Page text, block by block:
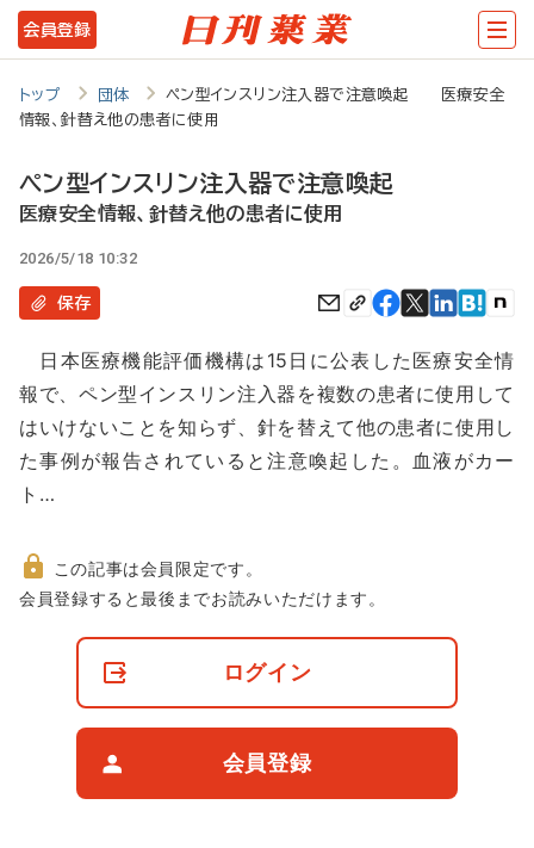
メ
イ
テ
ツ
に
動
会員登録
トップ 団体
ペン型インスリン注入器で注意喚起 医療安全
情報、針替え他の患者に使用
ペン型インスリン注入器で注意喚起
医療安全情報、針替え他の患者に使用
2026/5/18 10:32
保存
日本医療機能評価機構は15日に公表した医療安全情
報で、ペン型インスリン注入器を複数の患者に使用して
はいけないことを知らず、針を替えて他の患者に使用し
た事例が報告されていると注意喚起した。血液がカー
ト…
非
この記事は会員限定です。
会員登録すると最後までお読みいただけます。
ログイン
会員登録